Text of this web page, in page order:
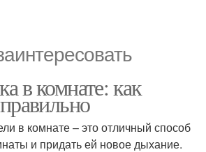
в комнате: как
в комнате – это отличный способ
и придать ей новое дыхание.